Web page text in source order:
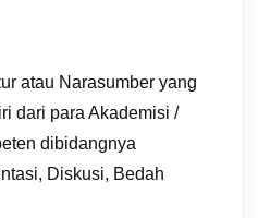
atau Narasumber yang
dari para Akademisi /
dibidangnya
Diskusi, Bedah